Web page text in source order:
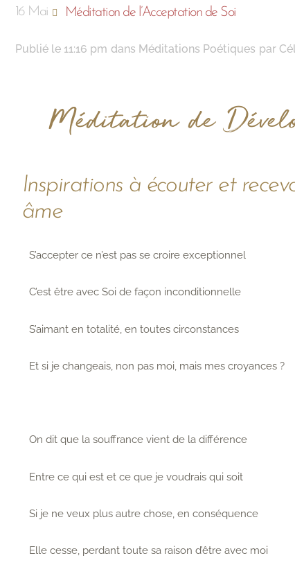
16 Mai Méditation de l’Acceptation de Soi
Publié le 11:16 pm dans Méditations Poétiques par
Méditation de
Inspirations à écouter et
âme
S’accepter ce n’est pas se croire exceptionnel
C’est être avec Soi de façon inconditionnelle
S’aimant en totalité, en toutes circonstances
Et si je changeais, non pas moi, mais mes croyances ?
On dit que la souffrance vient de la différence
Entre ce qui est et ce que je voudrais qui soit
Si je ne veux plus autre chose, en conséquence
Elle cesse, perdant toute sa raison d’être avec moi